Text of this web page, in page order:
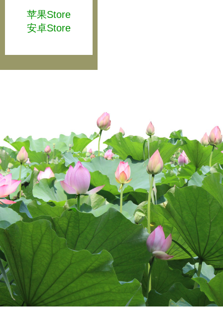
苹果Store
安卓Store